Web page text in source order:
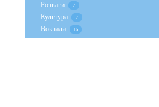
Розваги 2
Культура 7
Вокзали 16